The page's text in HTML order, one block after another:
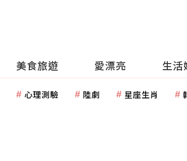
美食旅遊 愛漂亮 生活
心理測驗 陸劇 星座生肖